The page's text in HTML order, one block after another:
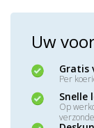
Uw
Gratis
Per
Snelle
Op